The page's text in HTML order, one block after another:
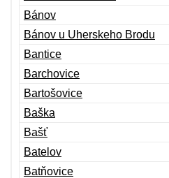
Bánov
Bánov u Uherskeho Brodu
Bantice
Barchovice
Bartošovice
Baška
Bašť
Batelov
Batňovice